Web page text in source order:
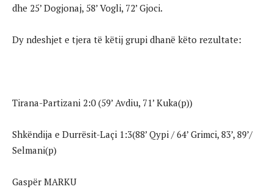
dhe 25’ Dogjonaj, 58’ Vogli, 72’ Gjoci.
Dy ndeshjet e tjera të këtij grupi dhanë këto rezultate:
Tirana-Partizani 2:0 (59’ Avdiu, 71’ Kuka(p))
Shkëndija e Durrësit-Laçi 1:3(88’ Qypi / 64’ Grimci, 83’, 89’/
Selmani(p)
Gaspër MARKU